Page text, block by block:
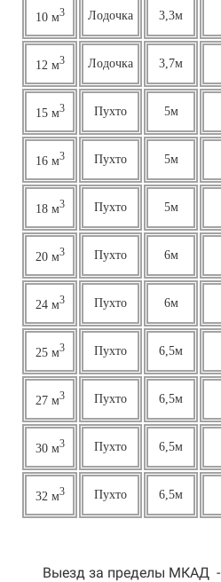
10 м3 Лодочка 3,3м
12 м3 Лодочка 3,7м
15 м3 Пухто 5м
16 м3 Пухто 5м
18 м3 Пухто 5м
20 м3 Пухто 6м
24 м3 Пухто 6м
25 м3 Пухто 6,5м
27 м3 Пухто 6,5м
30 м3 Пухто 6,5м
32 м3 Пухто 6,5м
Выезд за пределы МКАД -